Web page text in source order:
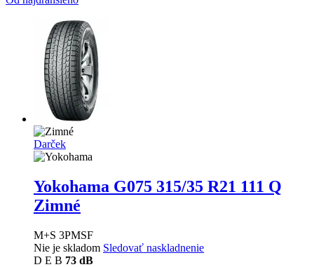
Darček
Yokohama G075 315/35 R21 111 Q
Zimné
M+S 3PMSF
Nie je skladom Sledovať naskladnenie
D E B 73 dB